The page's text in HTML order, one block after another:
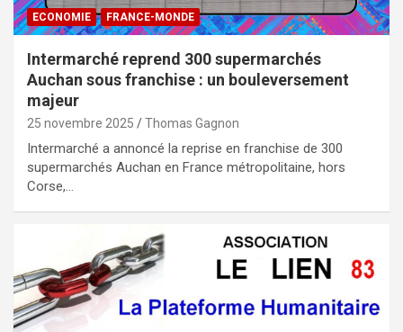
ECONOMIE FRANCE-MONDE
Intermarché reprend 300 supermarchés
Auchan sous franchise : un bouleversement
majeur
25 novembre 2025 Thomas Gagnon
Intermarché a annoncé la reprise en franchise de 300
supermarchés Auchan en France métropolitaine, hors
Corse,…